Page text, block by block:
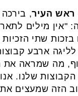
ראש העיר,
"אין מילים
בזכות שתי
ארבע
מה שמראה את
הקבוצות שלנו.
הזה שמעצים את